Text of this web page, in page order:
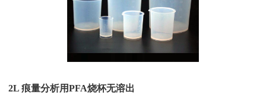
2L 痕量分析用PFA烧杯无溶出